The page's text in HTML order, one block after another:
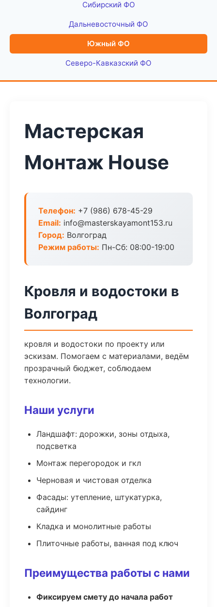
Сибирский ФО
Дальневосточный ФО
Южный ФО
Северо-Кавказский ФО
Мастерская
Монтаж House
Телефон: +7 (986) 678-45-29
Email: info@masterskayamont153.ru
Город: Волгоград
Режим работы: Пн-Сб: 08:00-19:00
Кровля и водостоки в
Волгоград
кровля и водостоки по проекту или
эскизам. Помогаем с материалами, ведём
прозрачный бюджет, соблюдаем
технологии.
Наши услуги
Ландшафт: дорожки, зоны отдыха,
подсветка
Монтаж перегородок и гкл
Черновая и чистовая отделка
Фасады: утепление, штукатурка,
сайдинг
Кладка и монолитные работы
Плиточные работы, ванная под ключ
Преимущества работы с нами
Фиксируем смету до начала работ